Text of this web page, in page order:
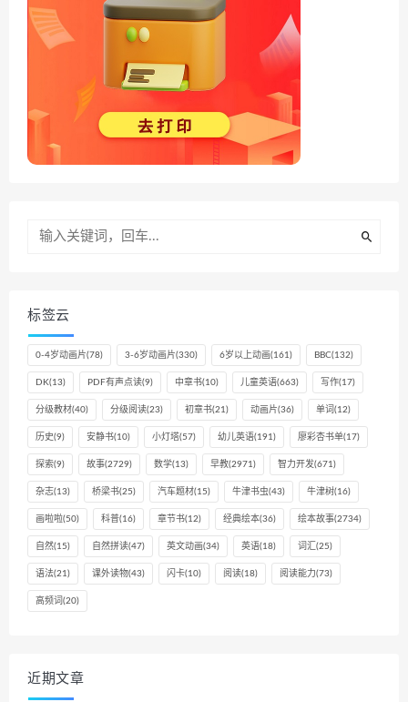
标签云
0-4岁动画片(78) 3-6岁动画片(330) 6岁以上动画(161) BBC(132)
DK(13) PDF有声点读(9) 中章书(10) 儿童英语(663) 写作(17)
分级教材(40) 分级阅读(23) 初章书(21) 动画片(36) 单词 (12)
历史(9) 安静书(10) 小灯塔(57) 幼儿英语(191) 廖彩杏书单(17)
探索(9) 故事(2729) 数学(13) 早教(2971) 智力开发(671)
杂志(13) 桥梁书(25) 汽车题材(15) 牛津书虫(43) 牛津树(16)
画啦啦(50) 科普(16) 章节书(12) 经典绘本(36) 绘本故事(2734)
自然(15) 自然拼读(47) 英文动画(34) 英语(18) 词汇 (25)
语法(21) 课外读物(43) 闪卡(10) 阅读(18) 阅读能力(73)
高频词 (20)
近期文章